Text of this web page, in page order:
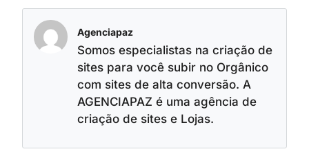
Agenciapaz
Somos especialistas na criação de
sites para você subir no Orgânico
com sites de alta conversão. A
AGENCIAPAZ é uma agência de
criação de sites e Lojas.